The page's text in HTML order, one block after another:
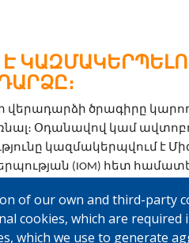
Է
վերադարձի ծրագիրը կարող
Օդանավով կամ
կազմակերպվում է
(IOM) հետ համատեղ։
ժամանելուց հետո։
of our own and third-party
cookies, which are required
which we use to generate